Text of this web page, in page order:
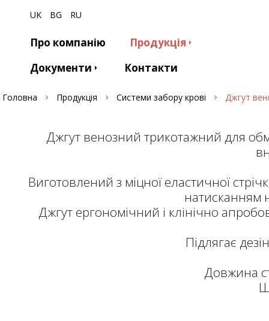
UK BG RU
Про компанію
Продукція
Документи
Контакти
Головна Продукція Системи забору крові Джгут
Джгут венозний трикотажний для
Виготовлений з міцної еластичної
натисканням
Джгут ергономічний і клінічно
Підлягає
Довжина